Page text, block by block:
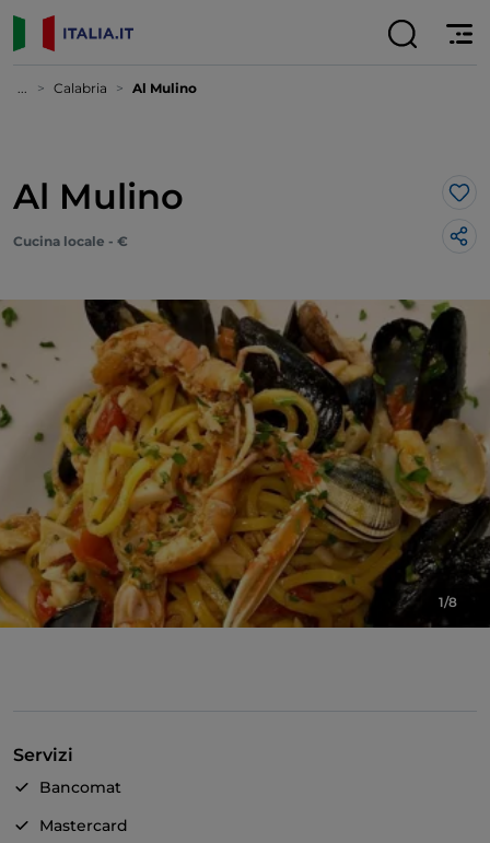
... Calabria Al Mulino
Al Mulino
Cucina locale - €
1/8
Servizi
Bancomat
Mastercard